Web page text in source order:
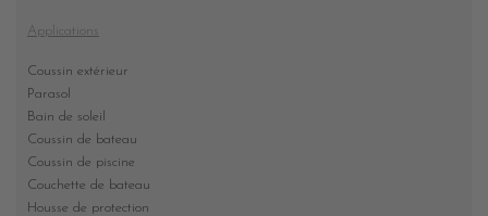
Applications
Coussin extérieur
Parasol
Bain de soleil
Coussin de bateau
Coussin de piscine
Couchette de bateau
Housse de protection